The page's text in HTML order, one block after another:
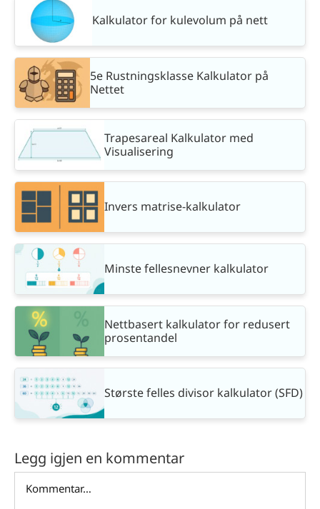
Kalkulator for kulevolum på nett
5e Rustningsklasse Kalkulator på
Nettet
Trapesareal Kalkulator med
Visualisering
Invers matrise-kalkulator
Minste fellesnevner kalkulator
Nettbasert kalkulator for redusert
prosentandel
Største felles divisor kalkulator (SFD)
Legg igjen en kommentar